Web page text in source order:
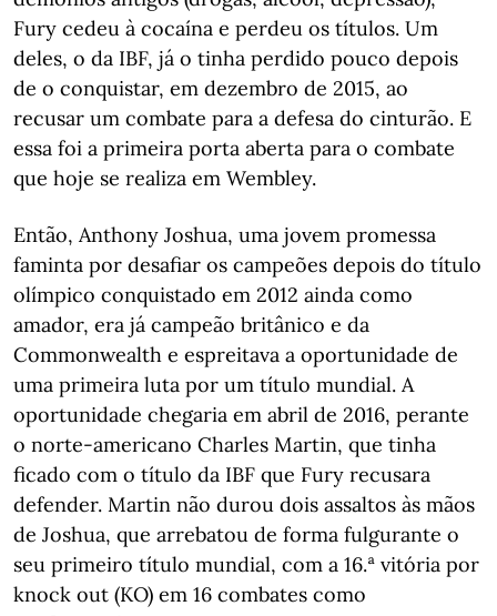
Fury cedeu à cocaína e perdeu os títulos. Um
deles, o da IBF, já o tinha perdido pouco depois
de o conquistar, em dezembro de 2015, ao
recusar um combate para a defesa do cinturão. E
essa foi a primeira porta aberta para o combate
que hoje se realiza em Wembley.
Então, Anthony Joshua, uma jovem promessa
faminta por desafiar os campeões depois do título
olímpico conquistado em 2012 ainda como
amador, era já campeão britânico e da
Commonwealth e espreitava a oportunidade de
uma primeira luta por um título mundial. A
oportunidade chegaria em abril de 2016, perante
o norte-americano Charles Martin, que tinha
ficado com o título da IBF que Fury recusara
defender. Martin não durou dois assaltos às mãos
de Joshua, que arrebatou de forma fulgurante o
seu primeiro título mundial, com a 16.ª vitória por
knock out (KO) em 16 combates como